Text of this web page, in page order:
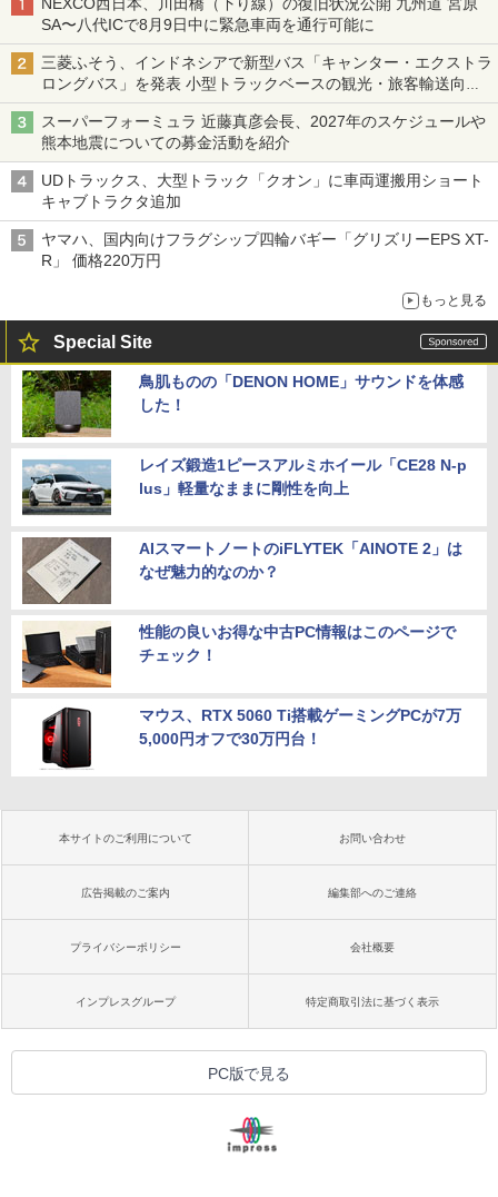
SA〜八代ICで8月9日中に緊急車両を通行可能に
三菱ふそう、インドネシアで新型バス「キャンター・エクストラ
ロングバス」を発表 小型トラックベースの観光・旅客輸送向け
バス
スーパーフォーミュラ 近藤真彦会長、2027年のスケジュールや
熊本地震についての募金活動を紹介
UDトラックス、大型トラック「クオン」に車両運搬用ショート
キャブトラクタ追加
ヤマハ、国内向けフラグシップ四輪バギー「グリズリーEPS XT-
R」 価格220万円
もっと見る
Special Site
鳥肌ものの「DENON HOME」サウンドを体感
した！
レイズ鍛造1ピースアルミホイール「CE28 N-p
lus」軽量なままに剛性を向上
AIスマートノートのiFLYTEK「AINOTE 2」は
なぜ魅力的なのか？
性能の良いお得な中古PC情報はこのページで
チェック！
マウス、RTX 5060 Ti搭載ゲーミングPCが7万
5,000円オフで30万円台！
本サイトのご利用について お問い合わせ
広告掲載のご案内 編集部へのご連絡
プライバシーポリシー 会社概要
インプレスグループ 特定商取引法に基づく表示
PC版で見る